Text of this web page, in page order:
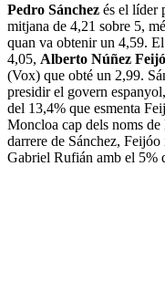
Pedro Sánchez és el líder
mitjana de 4,21 sobre 5,
quan va obtenir un 4,59.
4,05, Alberto Núñez
(Vox) que obté un 2,99.
presidir el govern
del 13,4% que esmenta
Moncloa cap dels noms
darrere de Sánchez,
Gabriel Rufián amb el 5%